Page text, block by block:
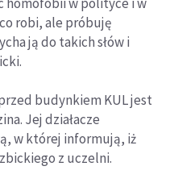
robi, ale próbuję
ją do takich słów i
budynkiem KUL jest
Jej działacze
w której informują, iż
z uczelni.